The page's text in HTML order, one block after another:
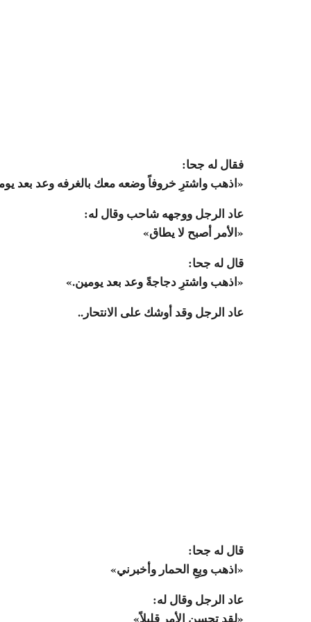
فقال له جحا:
«اذهب واشترِ خروفاً وضعه معك بالغرفه وعد بعد
عاد الرجل ووجهه شاحب وقال له:
«اﻷمر أصبح لا يطاق»
قال له جحا:
«اذهب واشترِ دجاجةً وعد بعد يومين.»
عاد الرجل وقد أوشك على الانتحار..
قال له جحا:
«اذهب وبِعِ الحمار وأخبرني»
عاد الرجل وقال له:
«لقد تحسن الأمر قليلاً»